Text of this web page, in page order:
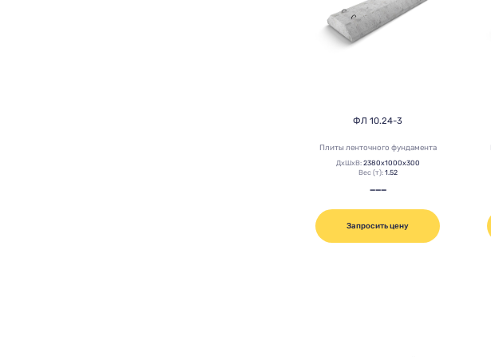
ФЛ 10.24-3
Плиты ленточного фундамента
ДхШхВ: 2380х1000х300
Вес (т): 1.52
———
Запросить цену